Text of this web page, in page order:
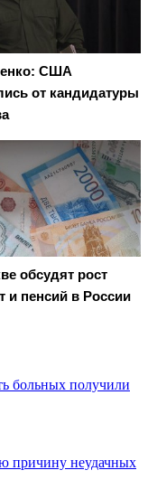
США
от кандидатуры
обсудят рост
и пенсий в России
больных получили
причину неудачных